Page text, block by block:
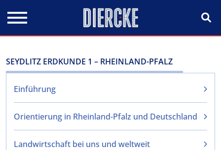
SEYDLITZ ERDKUNDE 1 – RHEINLAND-PFALZ
Einführung
Orientierung in Rheinland-Pfalz und Deutschland
Landwirtschaft bei uns und weltweit